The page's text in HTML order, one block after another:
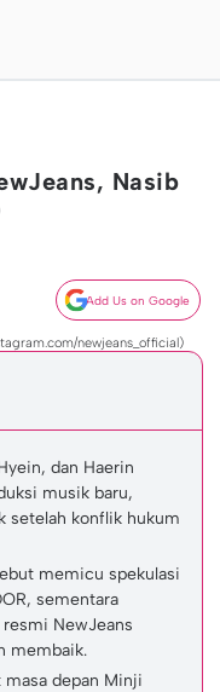
Nasib
Add Us on Google
newjeans_official)
dan Haerin
musik baru,
setelah konflik hukum
memicu spekulasi
sementara
NewJeans
membaik.
depan Minji